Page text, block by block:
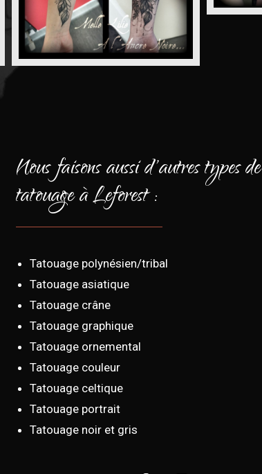
Nous faisons aussi d'autres types de
tatouage à Leforest :
Tatouage polynésien/tribal
Tatouage asiatique
Tatouage crâne
Tatouage graphique
Tatouage ornemental
Tatouage couleur
Tatouage celtique
Tatouage portrait
Tatouage noir et gris